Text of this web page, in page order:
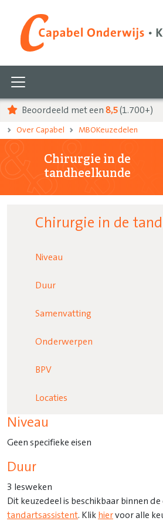
Beoordeeld met een 8,5(1.700+)
Over Capabel MBOKeuzedelen
Chirurgie in de
tandheelkunde
Chirurgie in de
Niveau
Duur
Samenvatting
Onderwerpen
BPV
Locaties
Niveau
Geen specifieke eisen
Duur
3 lesweken
Dit keuzedeel is beschikbaar binnen
tandartsassistent. Klik hiervoor alle